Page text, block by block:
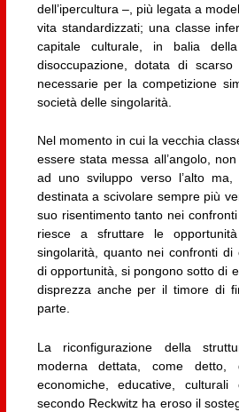
dell’ipercultura –, più legata a
vita standardizzati; una classe
capitale culturale, in balia
disoccupazione, dotata di
necessarie per la competizione
società delle singolarità.
Nel momento in cui la vecchia
essere stata messa all’angolo,
ad uno sviluppo verso l’alto
destinata a scivolare sempre più
suo risentimento tanto nei
riesce a sfruttare le
singolarità, quanto nei confronti
di opportunità, si pongono sotto di
disprezza anche per il timore di
parte.
La riconfigurazione della
moderna dettata, come detto,
economiche, educative,
secondo Reckwitz ha eroso il